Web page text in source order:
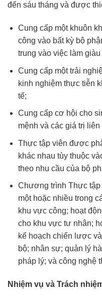
đến sáu tháng và được
Cung cấp một khuôn
công vào bất kỳ bộ
trung vào việc làm
Cung cấp một trải
kinh nghiệm thực tiễn
tế;
Cung cấp cơ hội cho
mệnh và các giá trị
Thực tập viên được
khác nhau tùy thuộc
theo nhu cầu của bộ
Chương trình Thực tập
một hoặc nhiều trong
khu vực công; hoạt
cho khu vực tư nhân;
kế hoạch chiến lược
bộ; nhân sự; quản lý
pháp lý; và công nghệ
Nhiệm vụ và Trách